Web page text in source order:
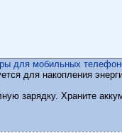
для мобильных
для накопления
зарядку. Храните